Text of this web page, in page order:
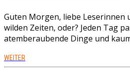
Guten Morgen, liebe Leserinnen
wilden Zeiten, oder? Jeden Tag
atemberaubende Dinge und
WEITER